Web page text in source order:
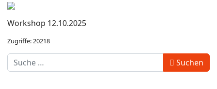
Workshop 12.10.2025
Zugriffe: 20218
Geben Sie hier den gesuchten Begriff ein: Suchen